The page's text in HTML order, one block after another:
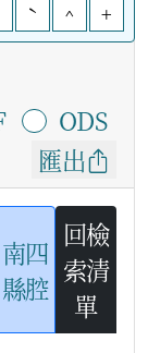
ˋ ^ +
ODS
匯出
南四
縣腔
回檢
索清
單